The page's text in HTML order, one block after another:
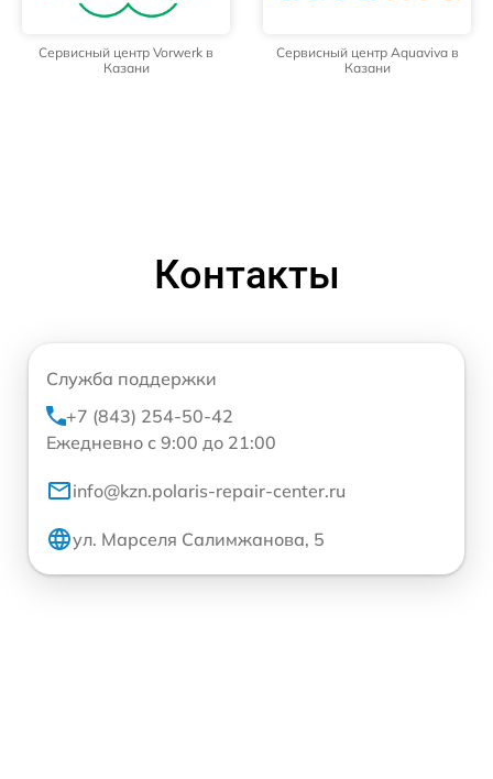
Сервисный центр Vorwerk в
Казани
Сервисный центр Aquaviva в
Казани
Контакты
Служба поддержки
+7 (843) 254-50-42
Ежедневно с 9:00 до 21:00
info@kzn.polaris-repair-center.ru
ул. Марселя Салимжанова, 5